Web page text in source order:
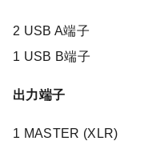
2 USB A端子
1 USB B端子
出力端子
1 MASTER (XLR)